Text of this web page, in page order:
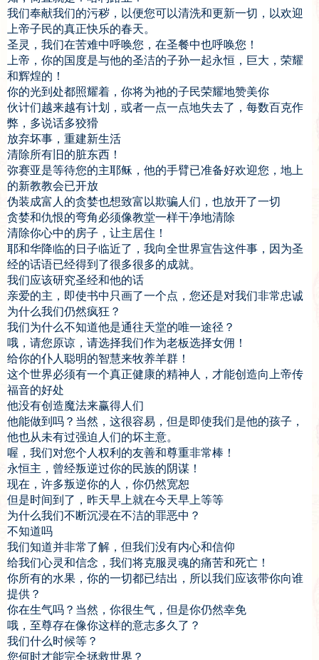
我们奉献我们的污秽，以便您可以清洗和更新一切，以欢迎
上帝子民的真正快乐的春天。
圣灵，我们在苦难中呼唤您，在圣餐中也呼唤您！
上帝，你的国度是与他的圣洁的子孙一起永恒，巨大，荣耀
和辉煌的！
你的光到处都照耀着，你将为祂的子民荣耀地赞美你
伙计们越来越有计划，或者一点一点地失去了，每数百克作
弊，多说话多狡猾
放弃坏事，重建新生活
清除所有旧的脏东西！
弥赛亚是等待您的主耶稣，他的手臂已准备好欢迎您，地上
的新教教会已开放
伪装成富人的贪婪也想致富以欺骗人们，也放开了一切
贪婪和仇恨的弯角必须像教堂一样干净地清除
清除你心中的房子，让主居住！
耶和华降临的日子临近了，我向全世界宣告这件事，因为圣
经的话语已经得到了很多很多的成就。
我们应该研究圣经和他的话
亲爱的主，即使书中只画了一个点，您还是对我们非常忠诚
为什么我们仍然疯狂？
我们为什么不知道他是通往天堂的唯一途径？
哦，请您原谅，请选择我们作为老板选择女佣！
给你的仆人聪明的智慧来牧养羊群！
这个世界必须有一个真正健康的精神人，才能创造向上帝传
福音的好处
他没有创造魔法来赢得人们
他能做到吗？当然，这很容易，但是即使我们是他的孩子，
他也从未有过强迫人们的坏主意。
喔，我们对您个人权利的友善和尊重非常棒！
永恒主，曾经叛逆过你的民族的阴谋！
现在，许多叛逆你的人，你仍然宽恕
但是时间到了，昨天早上就在今天早上等等
为什么我们不断沉浸在不洁的罪恶中？
不知道吗
我们知道并非常了解，但我们没有内心和信仰
给我们心灵和信念，我们将克服灵魂的痛苦和死亡！
你所有的水果，你的一切都已结出，所以我们应该带你向谁
提供？
你在生气吗？当然，你很生气，但是你仍然幸免
哦，至尊存在像你这样的意志多久了？
我们什么时候等？
您何时才能完全拯救世界？